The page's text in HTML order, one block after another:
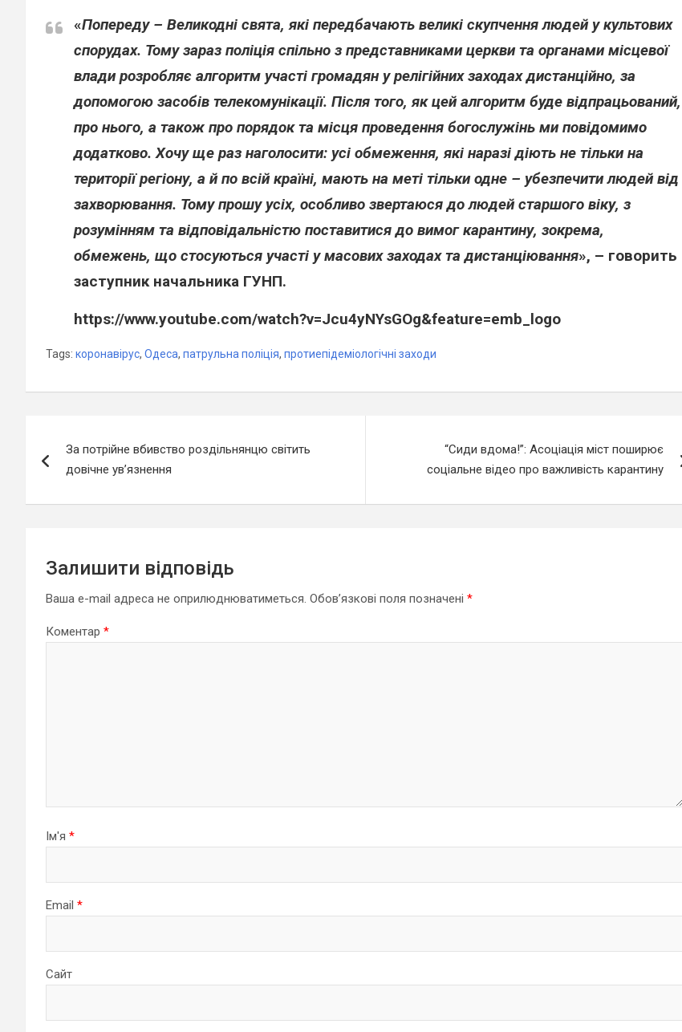
«Попереду – Великодні свята, які передбачають великі скупчення людей у культових
спорудах. Тому зараз поліція спільно з представниками церкви та органами місцевої
влади розробляє алгоритм участі громадян у релігійних заходах дистанційно, за
допомогою засобів телекомунікації. Після того, як цей алгоритм буде відпрацьований,
про нього, а також про порядок та місця проведення богослужінь ми повідомимо
додатково. Хочу ще раз наголосити: усі обмеження, які наразі діють не тільки на
території регіону, а й по всій країні, мають на меті тільки одне – убезпечити людей від
захворювання. Тому прошу усіх, особливо звертаюся до людей старшого віку, з
розумінням та відповідальністю поставитися до вимог карантину, зокрема,
обмежень, що стосуються участі у масових заходах та дистанціювання», – говорить
заступник начальника ГУНП.
https://www.youtube.com/watch?v=Jcu4yNYsGOg&feature=emb_logo
Tags: коронавірус, Одеса, патрульна поліція, протиепідеміологічні заходи
записів
За потрійне вбивство роздільнянцю світить
довічне ув’язнення
“Сиди вдома!”: Асоціація міст поширює
соціальне відео про важливість карантину
Залишити відповідь
Ваша e-mail адреса не оприлюднюватиметься. Обов’язкові поля позначені *
Коментар *
Ім'я *
Email *
Сайт